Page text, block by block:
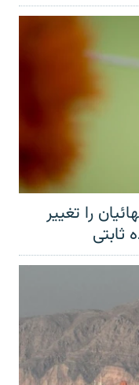
را تغییر
ثابتی